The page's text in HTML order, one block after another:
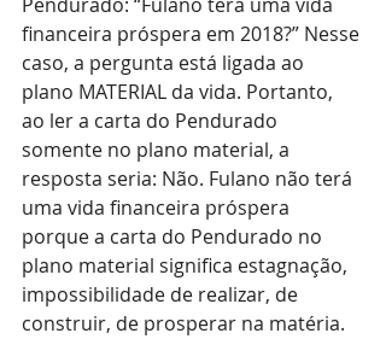
financeira próspera em 2018?” Nesse
caso, a pergunta está ligada ao
plano MATERIAL da vida. Portanto,
ao ler a carta do Pendurado
somente no plano material, a
resposta seria: Não. Fulano não terá
uma vida financeira próspera
porque a carta do Pendurado no
plano material significa estagnação,
impossibilidade de realizar, de
construir, de prosperar na matéria.